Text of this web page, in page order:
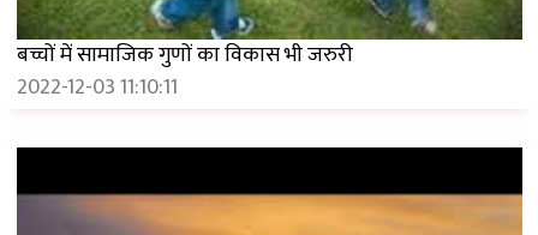
बच्चों में सामाजिक गुणों का विकास भी जरुरी
2022-12-03 11:10:11